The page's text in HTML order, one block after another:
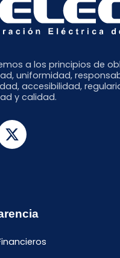
a los principios de
uniformidad,
accesibilidad,
y calidad.